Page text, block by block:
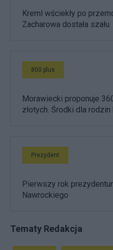
Kreml wściekły po
Zacharowa dostała szału
800 plus
Morawiecki proponuje
złotych. Środki dla rodzin
Prezydent
Pierwszy rok
Nawrockiego
Tematy Redakcja